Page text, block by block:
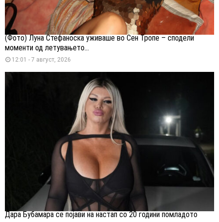
(Фото) Луна Стефаноска уживаше во Сен Тропе – сподели
моменти од летувањето...
12:01 - 7 август, 2026
Дара Бубамара се појави на настап со 20 години помладото